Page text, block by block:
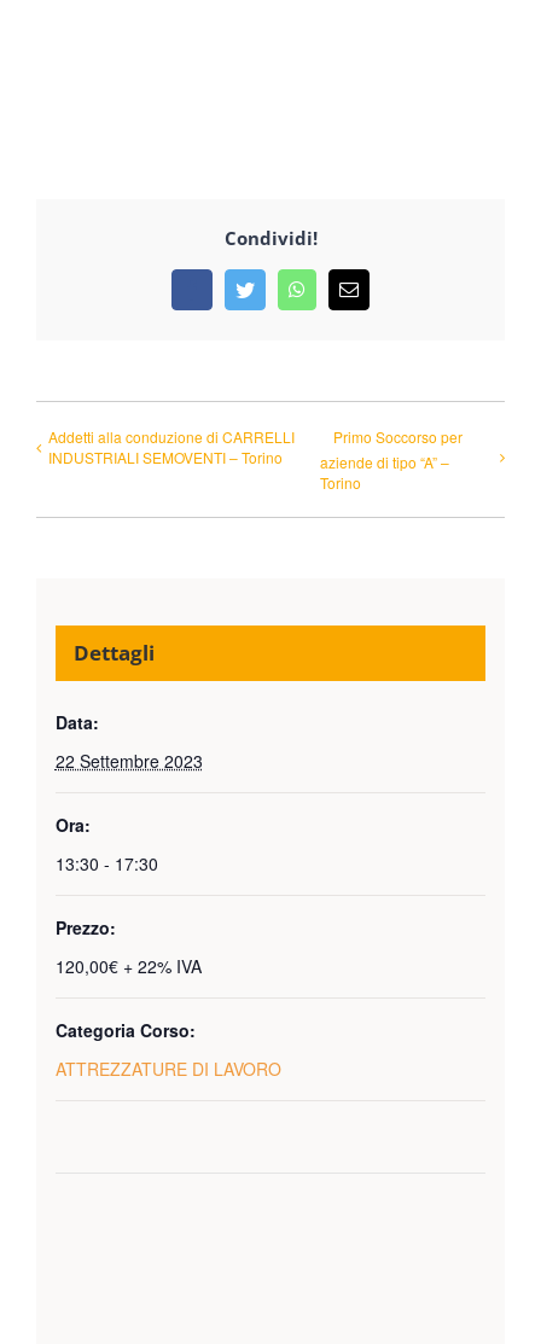
Condividi!
FacebookTwitterWhatsApp
Email
Addetti alla conduzione di CARRELLI
INDUSTRIALI SEMOVENTI – Torino
Primo Soccorso per
aziende di tipo “A” –
Torino
Dettagli
Data:
22 Settembre 2023
Ora:
13:30 - 17:30
Prezzo:
120,00€ + 22% IVA
Categoria Corso:
ATTREZZATURE DI LAVORO